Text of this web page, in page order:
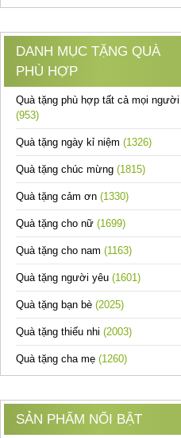
DANH MỤC TẶNG QUÀ
PHÙ HỢP
Quà tặng phù hợp tất cả mọi người
(953)
Quà tặng ngày kỉ niệm (1326)
Quà tặng chúc mừng (1815)
Quà tặng cảm ơn (1330)
Quà tặng cho nữ (1699)
Quà tặng cho nam (1163)
Quà tặng người yêu (1601)
Quà tặng bạn bè (2025)
Quà tặng thiếu nhi (2003)
Quà tặng cha mẹ (1260)
SẢN PHẨM NỔI BẬT